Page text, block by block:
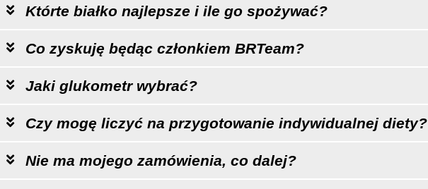
Którte białko najlepsze i ile go spożywać?
Co zyskuję będąc członkiem BRTeam?
Jaki glukometr wybrać?
Czy mogę liczyć na przygotowanie indywidualnej diety?
Nie ma mojego zamówienia, co dalej?